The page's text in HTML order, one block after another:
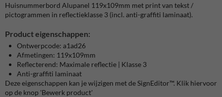
Huisnummerbord Alupanel 119x109mm met print van tekst /
pictogrammen in reflectieklasse 3 (incl. anti-graffiti laminaat).
Product eigenschappen:
Ontwerpcode: a1ad26
Afmetingen: 119x109mm
Reflecterend: Maximale reflectie | Klasse 3
Anti-graffiti laminaat
Deze eigenschappen kan je wijzigen met de SignEditor™. Klik hiervoor
op de knop 'Bewerk product'